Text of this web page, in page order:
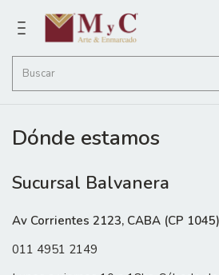
Dónde estamos
Sucursal Balvanera
Av Corrientes 2123, CABA (CP 1045)
011 4951 2149